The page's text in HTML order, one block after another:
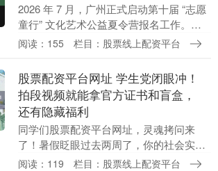
2026 年 7 月，广州正式启动第十届 “志愿
童行” 文化艺术公益夏令营报名工作。本
次活动响应省文旅厅 “请到广东过暑假” 号
阅读：155 栏目：股票线上配资平台
股票配资平台网址 学生党闭眼冲！
拍段视频就能拿官方证书和盲盒，
还有隐藏福利
同学们股票配资平台网址，灵魂拷问来
了！暑假眨眼过去两周了，你的社会实践
证明搞定了吗？ 别慌！“天河新声代·《微
阅读：119 栏目：股票线上配资平台